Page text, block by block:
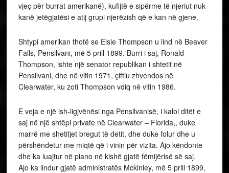
vjeç për burrat amerikanë), kufijtë e sipërme të njeriut nuk
kanë jetëgjatësi e atij grupi njerëzish që e kan në gjene.
Shtypi amerikan thotë se Elsie Thompson u lind në Beaver
Falls, Pensilvani, më 5 prill 1899. Burri i saj, Ronald
Thompson, ishte një senator republikan i shtetit në
Pensilvani, dhe në vitin 1971, çiftiu zhvendos në
Clearwater, ku zoti Thompson vdiq në vitin 1986.
E veja e një ish-ligjvënësi nga Pensilvanisë, i kaloi ditët e
saj në një shtëpi private në Clearwater – Florida,, duke
marrë me shetitjet bregut të detit, dhe duke folur dhe u
përshëndetur me miqtë që i vinin për vizita. Ajo këndonte
dhe ka luajtur në piano në kishë gjatë fëmijërisë së saj.
Ajo ka lindur gjatë administratës Mckinley, më 5 prill 1899,